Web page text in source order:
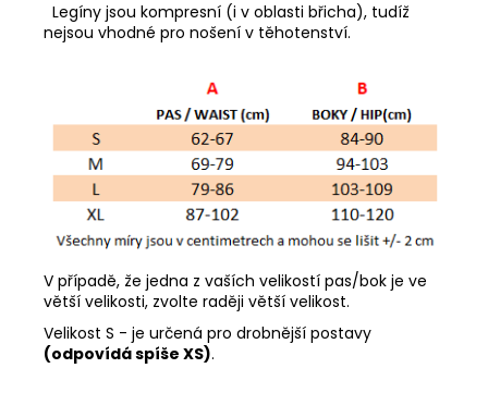
Legíny jsou kompresní (i v oblasti břicha), tudíž
nejsou vhodné pro nošení v těhotenství.
V případě, že jedna z vaších velikostí pas/bok je ve
větší velikosti, zvolte raději větší velikost.
Velikost S - je určená pro drobnější postavy
(odpovídá spíše XS).